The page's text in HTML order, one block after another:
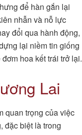
để hàn gắn lại
nhẫn và nỗ lực
đổi qua hành động,
lại niềm tin giống
hoa kết trái trở lại.
Lai
quan trọng của việc
đặc biệt là trong